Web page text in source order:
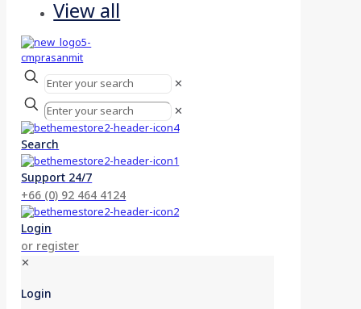
View all
✕
✕
Search
Support 24/7
+66 (0) 92 464 4124
Login
or register
✕
Login